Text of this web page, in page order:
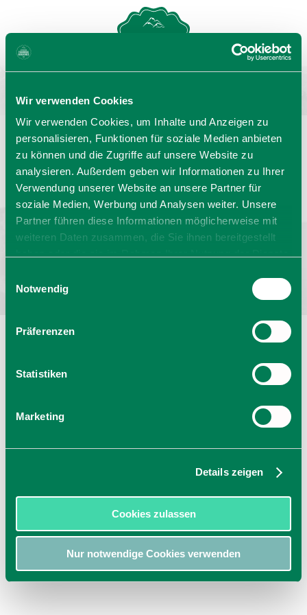
Wir verwenden Cookies
Wir verwenden Cookies, um Inhalte und Anzeigen zu
personalisieren, Funktionen für soziale Medien anbieten
zu können und die Zugriffe auf unsere Website zu
analysieren. Außerdem geben wir Informationen zu Ihrer
Verwendung unserer Website an unsere Partner für
soziale Medien, Werbung und Analysen weiter. Unsere
Partner führen diese Informationen möglicherweise mit
weiteren Daten zusammen, die Sie ihnen bereitgestellt
Cookies, wenn Sie unsere Webseite weiterhin nutzen.
Notwendig
Präferenzen
Statistiken
Marketing
Details zeigen
Cookies zulassen
Nur notwendige Cookies verwenden
Sprache wählen: DE EN IT
Barrierefrei reisen Filmregion
Prospekte
Kontakt
Impressum
Datenschutz
Erklärung zur Barrierefreiheit
Bayern - traditionell anders
GASTGEBERSUCHE